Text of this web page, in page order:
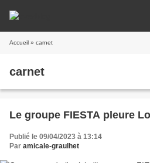
Accueil » carnet
carnet
Le groupe FIESTA pleure
Publié le 09/04/2023 à 13:14
Par amicale-graulhet